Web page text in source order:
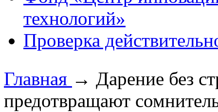
технологий»
Проверка
Главная → Дарение без
предотвращают